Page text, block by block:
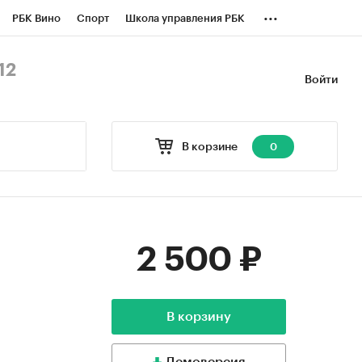
РБК Вино Спорт Школа управления РБК ...
Войти
В корзине 0
2 500 ₽
В корзину